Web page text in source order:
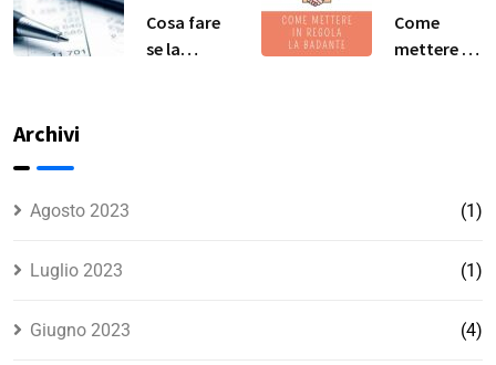
Completa
Baby
Sitter: Una
Cosa fare
se la
Come
mettere in
Archivi
Agosto 2023 (1)
Luglio 2023 (1)
Giugno 2023 (4)